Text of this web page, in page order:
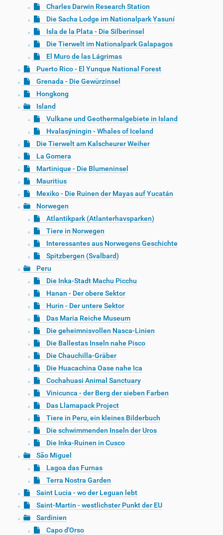
Charles Darwin Research Station
Die Sacha Lodge im Nationalpark Yasuní
Isla de la Plata - Die Silberinsel
Die Tierwelt im Nationalpark Galapagos
El Muro de las Lágrimas
Puerto Rico - El Yunque National Forest
Grenada - Die Gewürzinsel
Hongkong
Island
Vulkane und Geothermalgebiete in Island
Hvalasýningin - Whales of Iceland
Die Tierwelt am Kalscheurer Weiher
La Gomera
Martinique - Die Blumeninsel
Mauritius
Mexiko - Die Ruinen der Mayas auf Yucatán
Norwegen
Atlantikpark (Atlanterhavsparken)
Tiere in Norwegen
Interessantes aus Norwegens Geschichte
Spitzbergen (Svalbard)
Peru
Die Inka-Stadt Machu Picchu
Hanan - Der obere Sektor
Hurin - Der untere Sektor
Das Maria Reiche Museum
Die geheimnisvollen Nasca-Linien
Die Ballestas Inseln nahe Pisco
Die Chauchilla-Gräber
Die Huacachina Oase nahe Ica
Cochahuasi Animal Sanctuary
Vinicunca - der Berg der sieben Farben
Das Llamapack Project
Tiere in Peru, ein kleines Bilderbuch
Die schwimmenden Inseln der Uros
Die Inka-Ruinen in Cusco
São Miguel
Lagoa das Furnas
Terra Nostra Garden
Saint Lucia - wo der Leguan lebt
Saint-Martin - westlichster Punkt der EU
Sardinien
Capo d'Orso